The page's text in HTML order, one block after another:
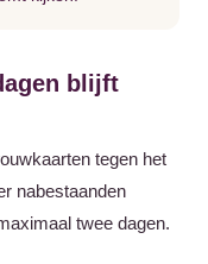
blijft
tegen het
nabestaanden
twee dagen.